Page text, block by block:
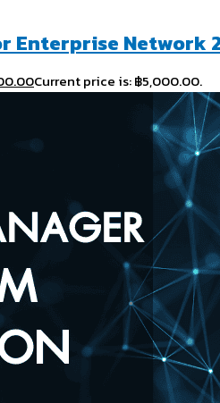
Enterprise Network
Current price is: ฿5,000.00.